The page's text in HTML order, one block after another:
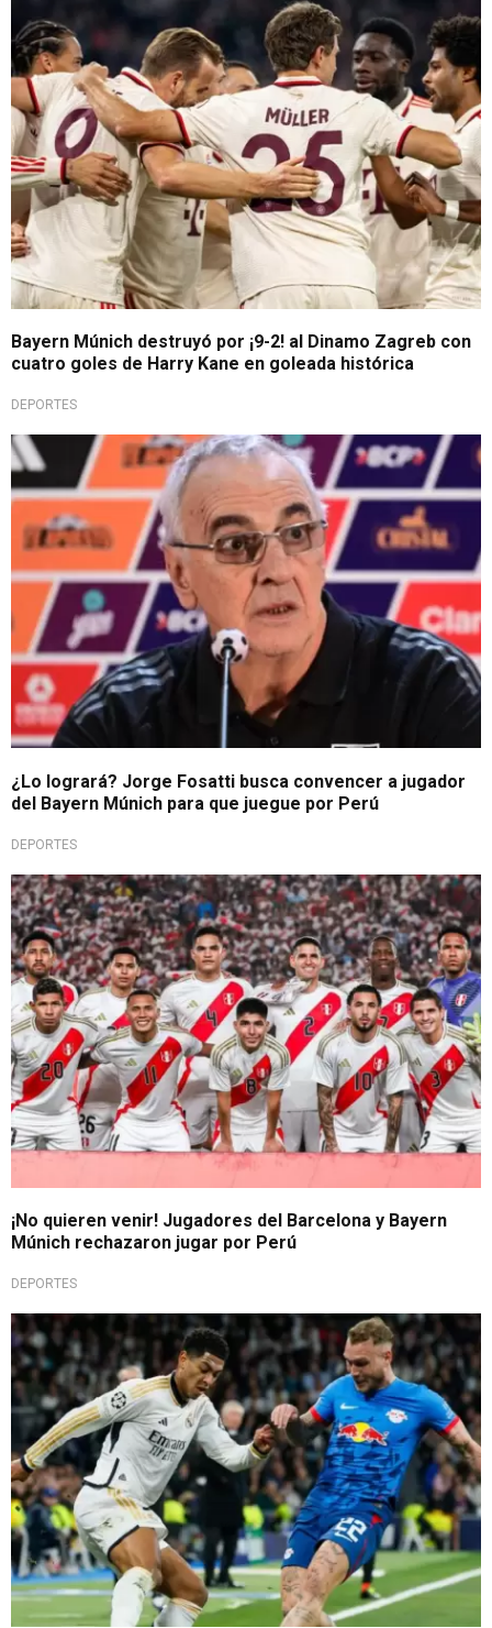
¡Goleada destructiva!
Bayern Múnich destruyó por ¡9-2! al Dinamo Zagreb con
cuatro goles de Harry Kane en goleada histórica
DEPORTES
Selección Peruana
¿Lo logrará? Jorge Fosatti busca convencer a jugador
del Bayern Múnich para que juegue por Perú
DEPORTES
'Blanquirroja'
¡No quieren venir! Jugadores del Barcelona y Bayern
Múnich rechazaron jugar por Perú
DEPORTES
Nueva clasificación